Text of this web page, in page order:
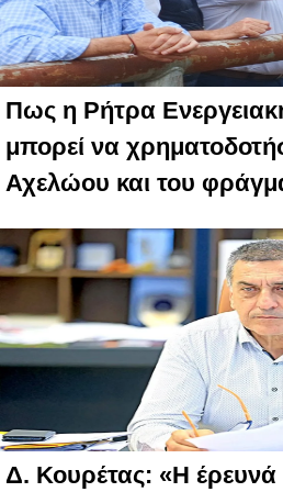
Πως η Ρήτρα
μπορεί να
Αχελώου και του
Δ. Κουρέτας: «Η έρευνά